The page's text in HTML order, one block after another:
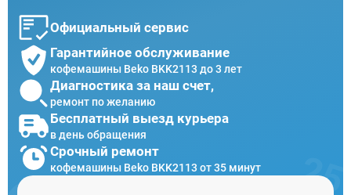
Официальный сервис
Гарантийное обслуживание
кофемашины Beko BKK2113 до 3 лет
Диагностика за наш счет,
ремонт по желанию
Бесплатный выезд курьера
в день обращения
Срочный ремонт
кофемашины Beko BKK2113 от 35 минут